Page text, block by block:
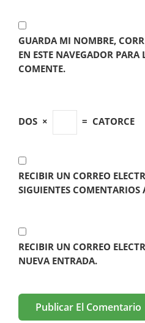
GUARDA MI NOMBRE,
EN ESTE NAVEGADOR
COMENTE.
DOS × = CATORCE
RECIBIR UN CORREO
SIGUIENTES COMENTARIOS
RECIBIR UN CORREO
NUEVA ENTRADA.